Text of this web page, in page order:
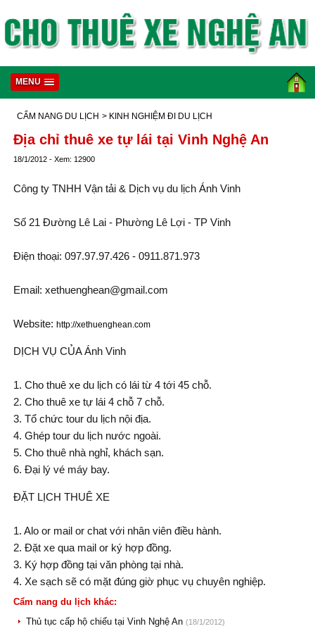
MENU
CẨM NANG DU LỊCH > KINH NGHIỆM ĐI DU LỊCH
Địa chỉ thuê xe tự lái tại Vinh Nghệ An
18/1/2012 - Xem: 12900
Công ty TNHH Vận tải & Dịch vụ du lịch Ánh Vinh
Số 21 Đường Lê Lai - Phường Lê Lợi - TP Vinh
Điện thoại: 097.97.97.426 - 0911.871.973
Email: xethuenghean@gmail.com
Website: http://xethuenghean.com
DỊCH VỤ CỦA Ánh Vinh
1. Cho thuê xe du lịch có lái từ 4 tới 45 chỗ.
2. Cho thuê xe tự lái 4 chỗ 7 chỗ.
3. Tổ chức tour du lịch nội địa.
4. Ghép tour du lịch nước ngoài.
5. Cho thuê nhà nghỉ, khách sạn.
6. Đại lý vé máy bay.
ĐẶT LỊCH THUÊ XE
1. Alo or mail or chat với nhân viên điều hành.
2. Đặt xe qua mail or ký hợp đồng.
3. Ký hợp đồng tại văn phòng tại nhà.
4. Xe sạch sẽ có mặt đúng giờ phục vụ chuyên nghiệp.
Cẩm nang du lịch khác:
Thủ tục cấp hộ chiếu tại Vinh Nghệ An (18/1/2012)